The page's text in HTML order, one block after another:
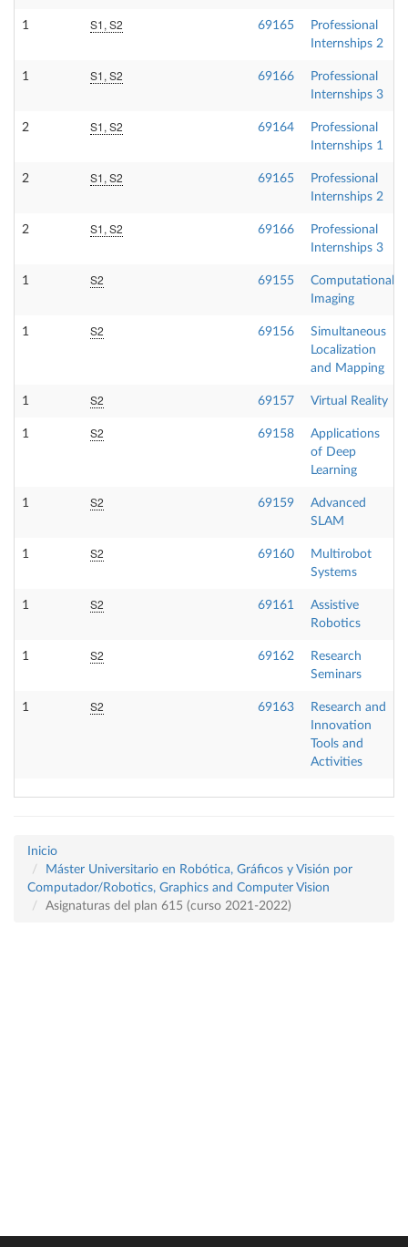
1 S1, S2 69165
Professional
Internships 2
1 S1, S2 69166
Professional
Internships 3
2 S1, S2 69164
Professional
Internships 1
2 S1, S2 69165
Professional
Internships 2
2 S1, S2 69166
Professional
Internships 3
1 S2 69155
Computational
Imaging
1 S2 69156
Simultaneous
Localization
and Mapping
1 S2 69157 Virtual Reality
1 S2 69158
Applications
of Deep
Learning
1 S2 69159
Advanced
SLAM
1 S2 69160
Multirobot
Systems
1 S2 69161
Assistive
Robotics
1 S2 69162
Research
Seminars
1 S2 69163
Research and
Innovation
Tools and
Activities
Inicio
Máster Universitario en Robótica, Gráficos y Visión por
Computador/Robotics, Graphics and Computer Vision
Asignaturas del plan 615 (curso 2021-2022)